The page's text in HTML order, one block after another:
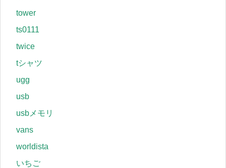
tower
ts0111
twice
tシャツ
ugg
usb
usbメモリ
vans
worldista
いちご